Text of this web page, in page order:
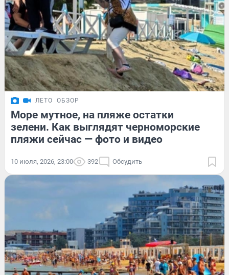
ЛЕТО ОБЗОР
Море мутное, на пляже остатки
зелени. Как выглядят черноморские
пляжи сейчас — фото и видео
10 июля, 2026, 23:00 392 Обсудить